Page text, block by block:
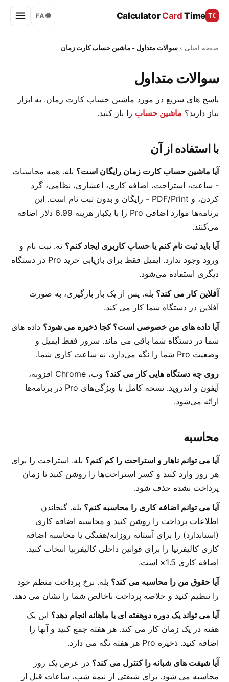
TC
Time
Card
Calculator
🌐 FA
صفحه اصلی › سوالات متداول - ماشین حساب کارت زمان
سوالات متداول
پاسخ های سریع در مورد ماشین حساب کارت زمان. به ابزار
نیاز دارید؟ ماشین حساب را باز کنید.
با استفاده از آن
آیا ماشین حساب کارت زمان رایگان است؟ بله. همه محاسبات
- ساعت، استراحت، اضافه کاری، اعشاری، نظامی، گرد
کردن، و PDF/Print - رایگان و بدون ثبت نام است. این
برنامه‌ها موارد اضافی Pro را با یکبار هزینه 6.99 دلار اضافه
می‌کنند.
آیا باید ثبت نام کنم یا حساب کاربری ایجاد کنم؟ نه. ثبت نام و
ورود وجود ندارد. ایمیل فقط برای بازیابی خرید Pro در دستگاه
دیگری استفاده می‌شود.
آفلاین کار می کند؟ بله. پس از یک بار بارگیری، به صورت
آفلاین در دستگاه شما کار می کند.
آیا داده های من خصوصی است؟ کجا ذخیره می شود؟ داده های
شما در دستگاه شما باقی می ماند. سرور فقط ایمیل و
وضعیت Pro شما را نگه می‌دارد، نه ساعت کاری شما.
روی چه دستگاه هایی کار می کند؟
وب، Chrome افزونه،
آیفون و اندروید. نسخه کامل با ویژگی‌های Pro در برنامه‌ها
ارائه می‌شود.
محاسبه
آیا می توانم ناهار و استراحت را کم کنم؟ بله. استراحت را برای
هر روز وارد کنید و کسر استراحت‌ها را روشن کنید تا زمان
پرداخت نشده حذف شود.
آیا می توانم اضافه کاری را محاسبه کنم؟ بله. گنجاندن
اطلاعات پرداخت را روشن کنید و محاسبه اضافه کاری
(استاندارد) را برای آستانه روزانه/هفتگی یا محاسبه اضافه
کاری کالیفرنیا را برای قوانین داخلی کالیفرنیا انتخاب کنید.
اضافه کاری 1.5× است.
آیا حقوق من را محاسبه می کند؟ بله. نرخ پرداخت منظم خود
را تنظیم کنید و خلاصه پرداخت ناخالص شما را نشان می دهد.
آیا می تواند یک دوره دوهفته ای یا ماهانه انجام دهد؟ این یک
هفته در یک زمان کار می کند. هر هفته جمع کنید و آنها را
اضافه کنید. ذخیره Pro هر هفته نگه می دارد.
آیا شیفت های شبانه را کنترل می کند؟ در عرض یک روز
محاسبه می شود. برای شیفتی از نیمه شب، ساعات قبل از